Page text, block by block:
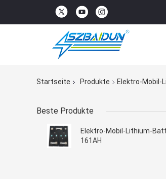
Startseite Produkte Elektro-Mobil-
Beste Produkte
Elektro-Mobil-Lithium-
161AH